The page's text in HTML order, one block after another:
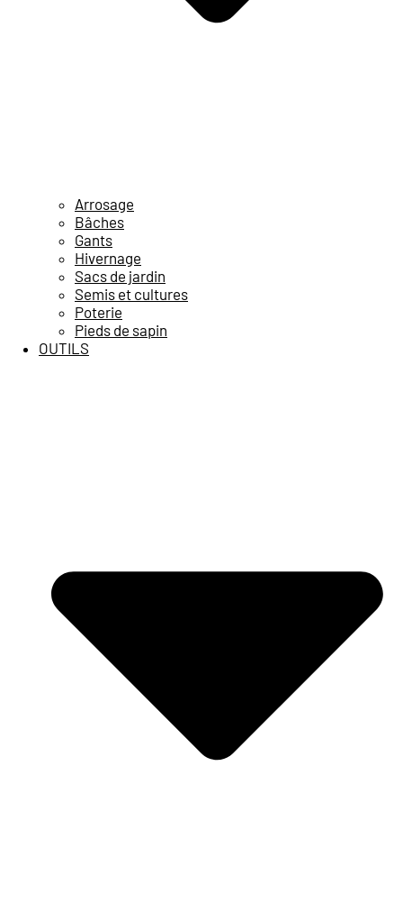
Arrosage
Bâches
Gants
Hivernage
Sacs de jardin
Semis et cultures
Poterie
Pieds de sapin
OUTILS